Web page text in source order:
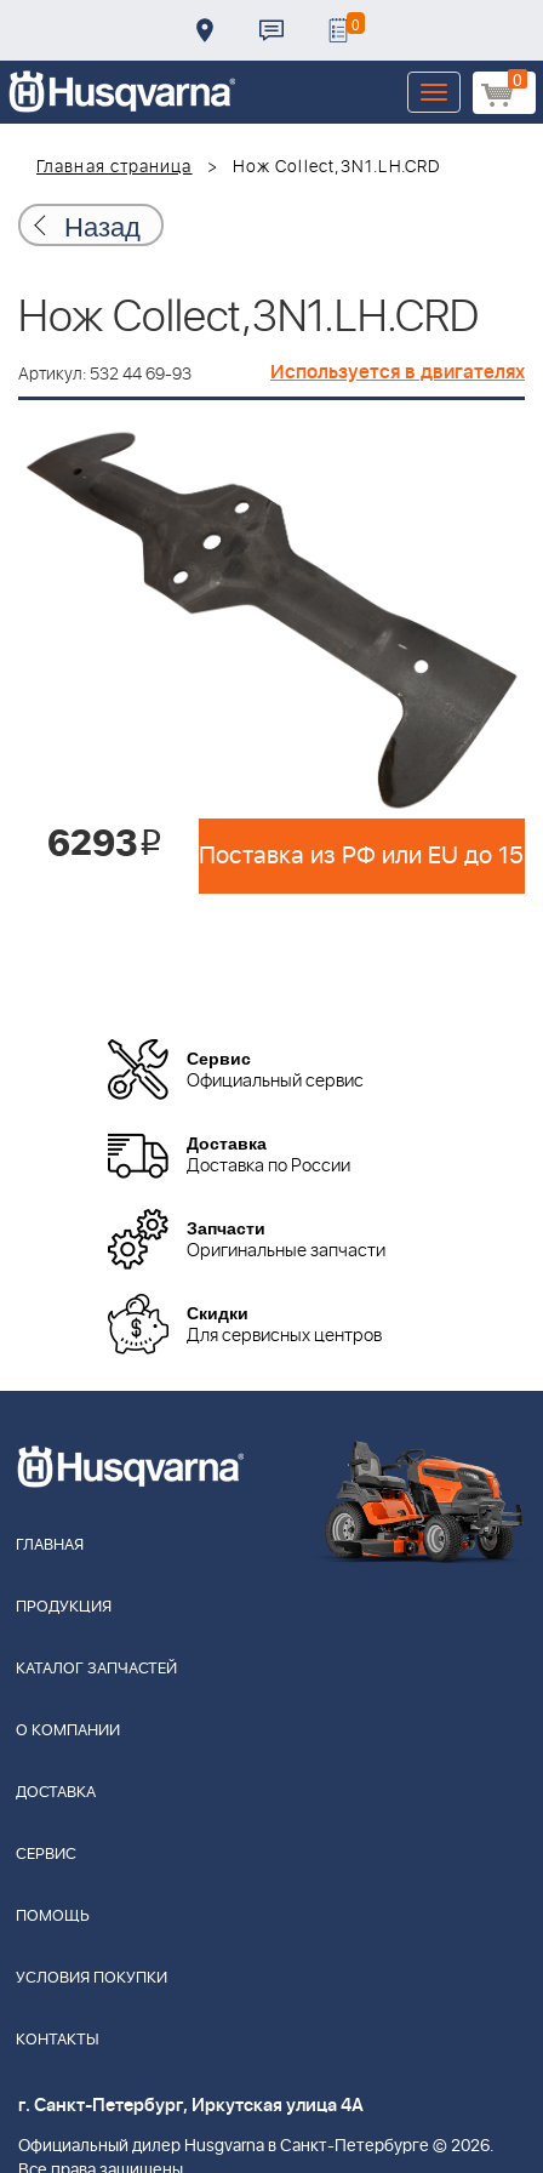
0
0
Toggle
navigation
Главная страница
Нож Collect,3N1.LH.CRD
Назад
Нож Collect,3N1.LH.CRD
Артикул: 532 44 69-93 Используется в двигателях
6293i
Сервис
Официальный сервис
Доставка
Доставка по России
Запчасти
Оригинальные запчасти
Скидки
Для сервисных центров
ГЛАВНАЯ
ПРОДУКЦИЯ
КАТАЛОГ ЗАПЧАСТЕЙ
О КОМПАНИИ
ДОСТАВКА
СЕРВИС
ПОМОЩЬ
УСЛОВИЯ ПОКУПКИ
КОНТАКТЫ
г. Санкт-Петербург, Иркутская улица 4А
Официальный дилер Husgvarna в Санкт-Петербурге © 2026.